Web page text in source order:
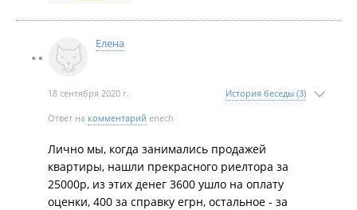
Елена
18 сентября 2020 г. История беседы (3)
Ответ на комментарий enech
Лично мы, когда занимались продажей
квартиры, нашли прекрасного риелтора за
25000р, из этих денег 3600 ушло на оплату
оценки, 400 за справку егрн, остальное - за